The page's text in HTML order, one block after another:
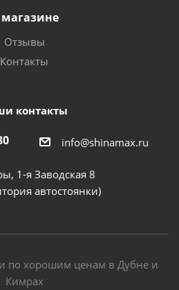
Отзывы
Контакты
контакты
info@shinamax.ru
1-я Заводская 8
автостоянки)
хорошим ценам в Дубне и
Кимрах